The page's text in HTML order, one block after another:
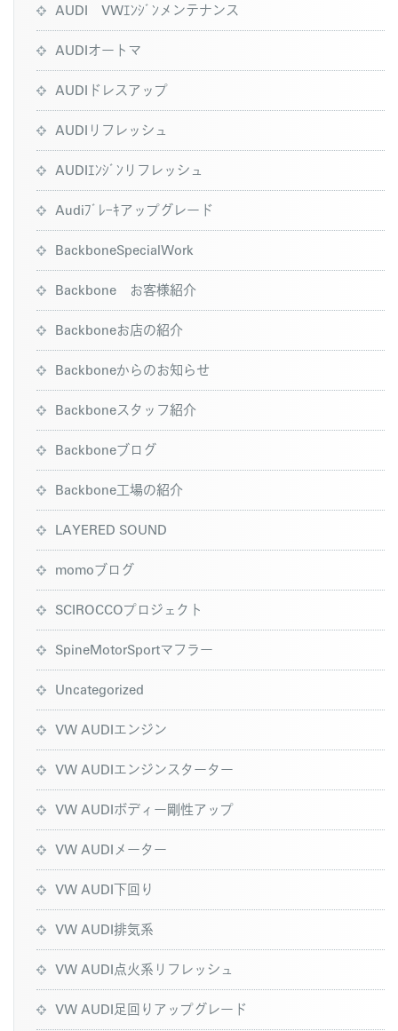
AUDI VWｴﾝｼﾞﾝメンテナンス
AUDIオートマ
AUDIドレスアップ
AUDIリフレッシュ
AUDIｴﾝｼﾞﾝリフレッシュ
Audiﾌﾞﾚｰｷアップグレード
BackboneSpecialWork
Backbone お客様紹介
Backboneお店の紹介
Backboneからのお知らせ
Backboneスタッフ紹介
Backboneブログ
Backbone工場の紹介
LAYERED SOUND
momoブログ
SCIROCCOプロジェクト
SpineMotorSportマフラー
Uncategorized
VW AUDIエンジン
VW AUDIエンジンスターター
VW AUDIボディー剛性アップ
VW AUDIメーター
VW AUDI下回り
VW AUDI排気系
VW AUDI点火系リフレッシュ
VW AUDI足回りアップグレード